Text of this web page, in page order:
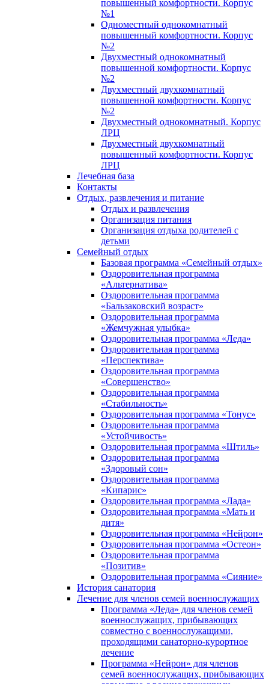
повышенный комфортности. Корпус
№1
Одноместный однокомнатный
повышенный комфортности. Корпус
№2
Двухместный однокомнатный
повышенной комфортности. Корпус
№2
Двухместный двухкомнатный
повышенной комфортности. Корпус
№2
Двухместный однокомнатный. Корпус
ЛРЦ
Двухместный двухкомнатный
повышенный комфортности. Корпус
ЛРЦ
Лечебная база
Контакты
Отдых, развлечения и питание
Отдых и развлечения
Организация питания
Организация отдыха родителей с
детьми
Семейный отдых
Базовая программа «Семейный отдых»
Оздоровительная программа
«Альтернатива»
Оздоровительная программа
«Бальзаковский возраст»
Оздоровительная программа
«Жемчужная улыбка»
Оздоровительная программа «Леда»
Оздоровительная программа
«Перспектива»
Оздоровительная программа
«Совершенство»
Оздоровительная программа
«Стабильность»
Оздоровительная программа «Тонус»
Оздоровительная программа
«Устойчивость»
Оздоровительная программа «Штиль»
Оздоровительная программа
«Здоровый сон»
Оздоровительная программа
«Кипарис»
Оздоровительная программа «Лада»
Оздоровительная программа «Мать и
дитя»
Оздоровительная программа «Нейрон»
Оздоровительная программа «Остеон»
Оздоровительная программа
«Позитив»
Оздоровительная программа «Сияние»
История санатория
Лечение для членов семей военнослужащих
Программа «Леда» для членов семей
военнослужащих, прибывающих
совместно с военнослужащими,
проходящими санаторно-курортное
лечение
Программа «Нейрон» для членов
семей военнослужащих, прибывающих